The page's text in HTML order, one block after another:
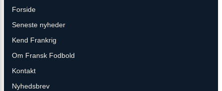
Forside
Seneste nyheder
Kend Frankrig
Om Fransk Fodbold
Kontakt
Nyhedsbrev